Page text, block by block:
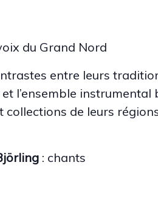
du Grand Nord
entre leurs
l’ensemble
collections de leurs
: chants